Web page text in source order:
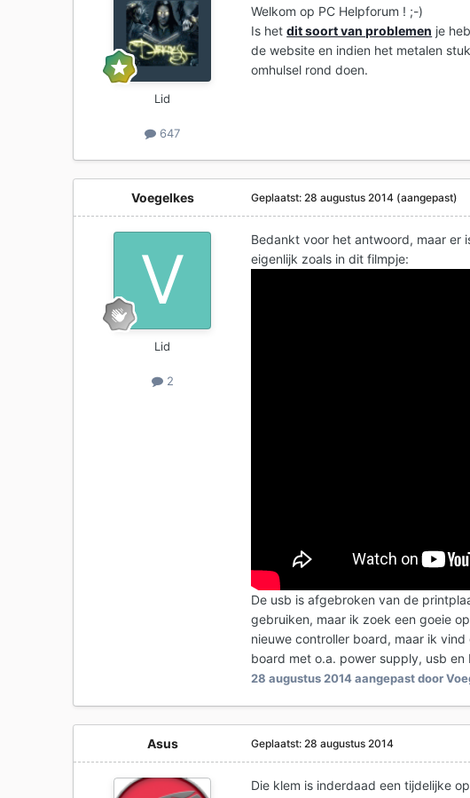
Lid
647
Welkom op PC Helpforum ! ;-)
Is hetdit soort van problemen je
de website en indien het metalen
omhulsel rond doen.
Voegelkes
Lid
2
Geplaatst: 28 augustus 2014 (aangepast)
Bedankt voor het antwoord, maar er
eigenlijk zoals in dit filmpje:
De usb is afgebroken van de
gebruiken, maar ik zoek een goeie
nieuwe controller board, maar ik
board met o.a. power supply, usb en
28 augustus 2014aangepast door
Asus Geplaatst:28 augustus 2014
Die klem is inderdaad een tijdelijke